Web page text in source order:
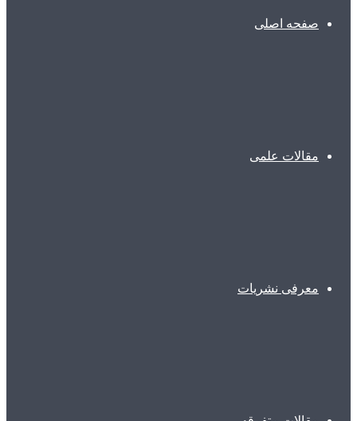
صفحه اصلی
مقالات علمی
معرفی نشریات